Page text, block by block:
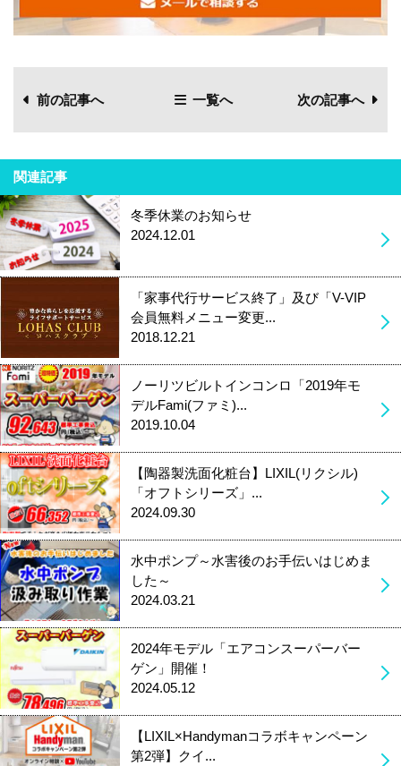
前の記事へ 一覧へ 次の記事へ
関連記事
冬季休業のお知らせ
2024.12.01
「家事代行サービス終了」及び「V-VIP
会員無料メニュー変更...
2018.12.21
ノーリツビルトインコンロ「2019年モ
デルFami(ファミ)...
2019.10.04
【陶器製洗面化粧台】LIXIL(リクシル)
「オフトシリーズ」...
2024.09.30
水中ポンプ～水害後のお手伝いはじめま
した～
2024.03.21
2024年モデル「エアコンスーパーバー
ゲン」開催！
2024.05.12
【LIXIL×Handymanコラボキャンペーン
第2弾】クイ...